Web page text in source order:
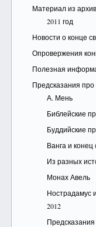
Материал из
2011 год
Новости о конце
Опровержения
Полезная
Предсказания про
А. Мень
Библейские
Буддийские
Ванга и конец
Из разных
Монах Авель
Нострадамус
2012